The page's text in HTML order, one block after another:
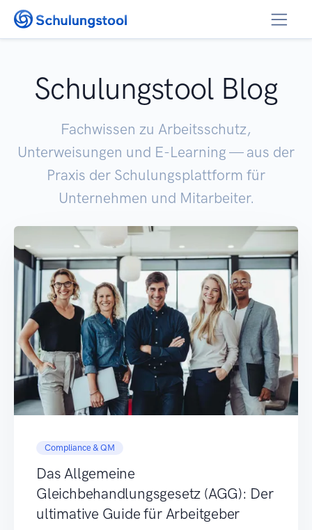
Zum Inhalt springen
Schulungstool Blog
Fachwissen zu Arbeitsschutz,
Unterweisungen und E-Learning — aus der
Praxis der Schulungsplattform für
Unternehmen und Mitarbeiter.
Compliance & QM
Das Allgemeine
Gleichbehandlungsgesetz (AGG): Der
ultimative Guide für Arbeitgeber